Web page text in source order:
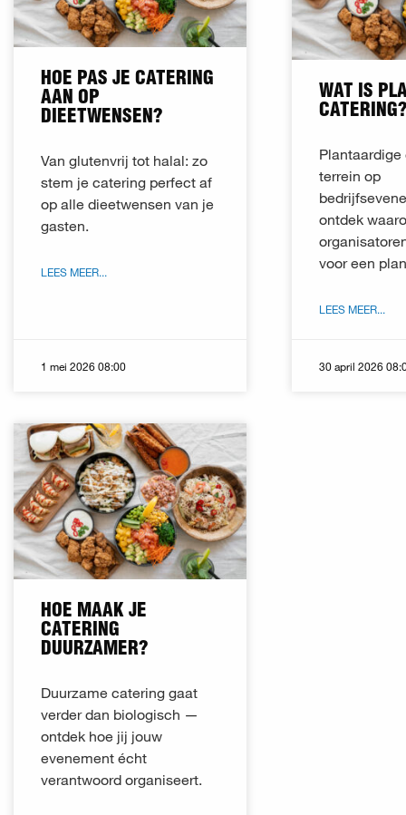
HOE PAS JE CATERING
AAN OP
DIEETWENSEN?
Van glutenvrij tot halal: zo
stem je catering perfect af
op alle dieetwensen van je
gasten.
LEES MEER...
1 mei 2026 08:00
WAT IS
terrein op
ontdek
voor een
LEES MEER...
30 april 2026
HOE MAAK JE
CATERING
DUURZAMER?
Duurzame catering gaat
verder dan biologisch —
ontdek hoe jij jouw
evenement écht
verantwoord organiseert.